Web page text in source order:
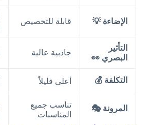
الإضاءة 💡 قابلة للتخصيص
التأثير
البصري 👀
جاذبية عالية
التكلفة 💰 أعلى قليلاً
المرونة 🎭
تناسب جميع
المناسبات